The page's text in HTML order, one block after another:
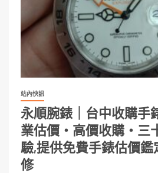
站內快訊
永順腕錶｜台中收購手
業估價・高價收購・三
驗,提供免費手錶估價鑑
修